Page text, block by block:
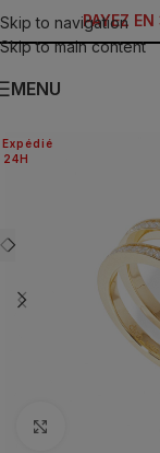
Skip to navigation
Skip to main content
PAYEZ
MENU
24H
Expédié